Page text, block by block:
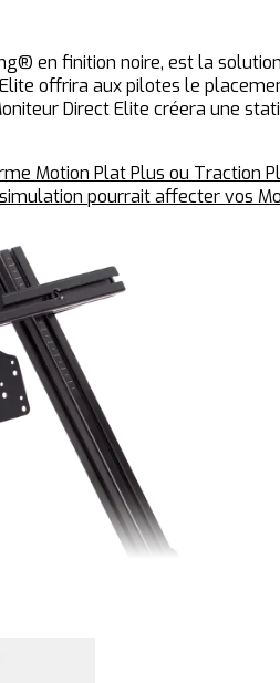
en finition noire, est la
offrira aux pilotes le
Direct Elite créera une
Motion Plat Plus ou Traction
pourrait affecter vos